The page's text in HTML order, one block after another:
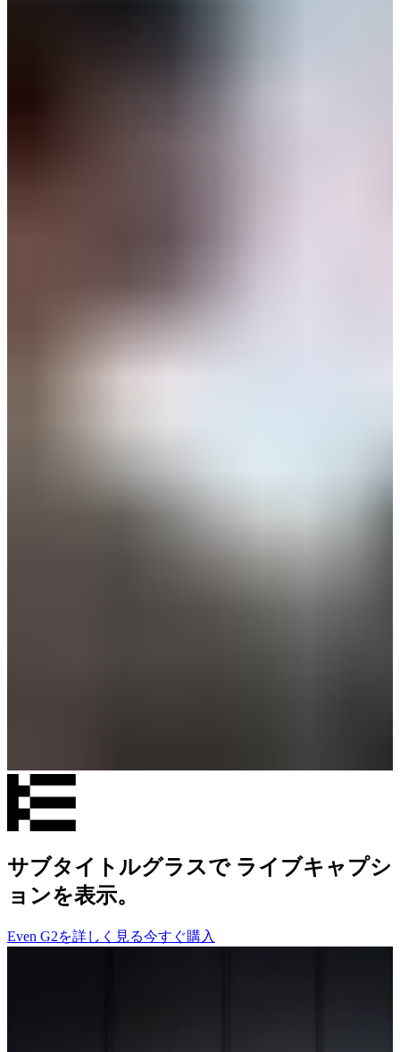
サブタイトルグラスで ライブキャプシ
ョンを表示。
Even G2を詳しく見る今すぐ購入